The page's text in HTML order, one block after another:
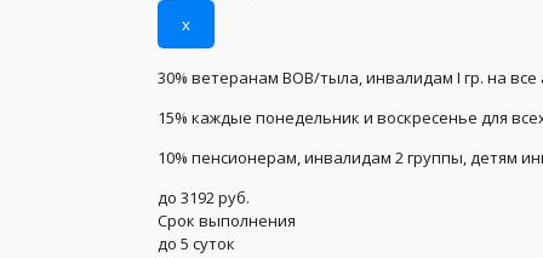
x
30% ветеранам ВОВ/тыла, инвалидам I гр. на
15% каждые понедельник и воскресенье для
10% пенсионерам, инвалидам 2 группы, детям
до 3192 руб.
Срок выполнения
до 5 суток